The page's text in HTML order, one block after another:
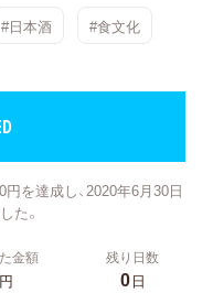
#日本酒 #食文化
を達成し、2020年6月30日
た。
金額
円
残り日数
0日